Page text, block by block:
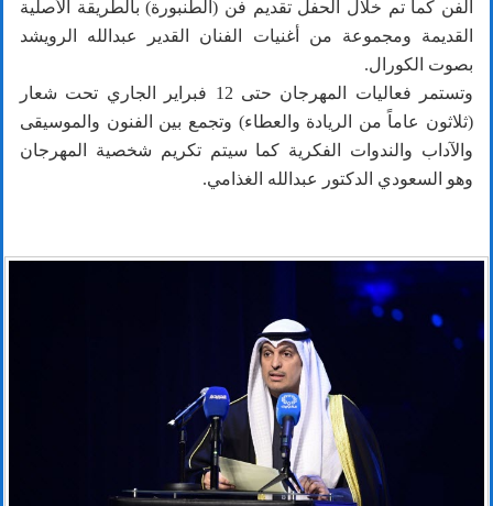
الفن كما تم خلال الحفل تقديم فن (الطنبورة) بالطريقة الأصلية
القديمة ومجموعة من أغنيات الفنان القدير عبدالله الرويشد
بصوت الكورال.
وتستمر فعاليات المهرجان حتى 12 فبراير الجاري تحت شعار
(ثلاثون عاماً من الريادة والعطاء) وتجمع بين الفنون والموسيقى
والآداب والندوات الفكرية كما سيتم تكريم شخصية المهرجان
وهو السعودي الدكتور عبدالله الغذامي.